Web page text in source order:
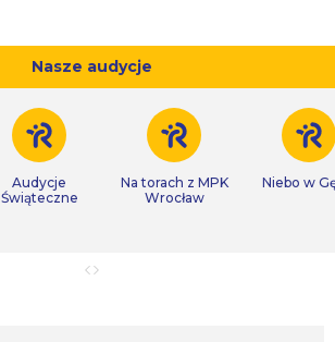
Nasze audycje
Audycje
Świąteczne
Na torach z MPK
Wrocław
Niebo w